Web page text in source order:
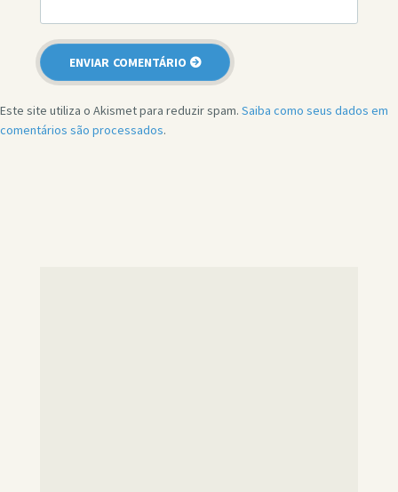
Este site utiliza o Akismet para reduzir spam. Saiba como seus dados em
comentários são processados.